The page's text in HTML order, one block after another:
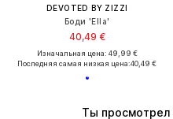
DEVOTED BY ZIZZI
Боди 'Ella'
40,49 €
Изначальная цена: 49,99 €
Последняя самая низкая цена:40,49 €
Ты просмотрел